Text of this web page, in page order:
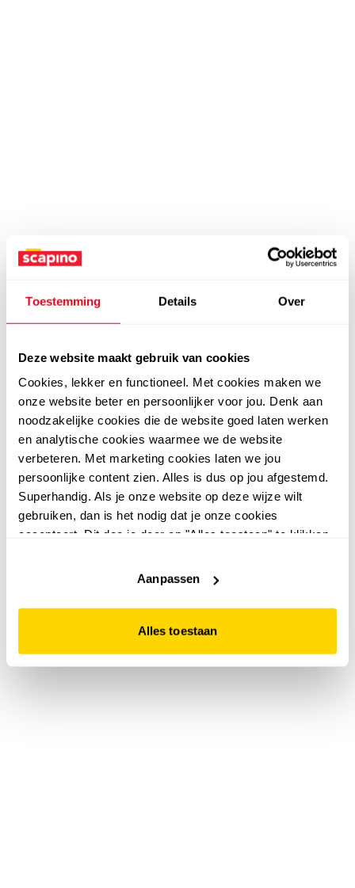
Toestemming Details Over
Deze website maakt gebruik van cookies
Cookies, lekker en functioneel. Met cookies maken we
onze website beter en persoonlijker voor jou. Denk aan
noodzakelijke cookies die de website goed laten werken
en analytische cookies waarmee we de website
verbeteren. Met marketing cookies laten we jou
persoonlijke content zien. Alles is dus op jou afgestemd.
Superhandig. Als je onze website op deze wijze wilt
gebruiken, dan is het nodig dat je onze cookies
accepteert. Dit doe je door op "Alles toestaan" te klikken.
website niet optimaal functioneert.
Aanpassen
Alles toestaan